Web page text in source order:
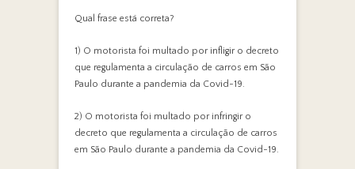
Qual frase está correta?
1) O motorista foi multado por infligir o decreto
que regulamenta a circulação de carros em São
Paulo durante a pandemia da Covid-19.
2) O motorista foi multado por infringir o
decreto que regulamenta a circulação de carros
em São Paulo durante a pandemia da Covid-19.